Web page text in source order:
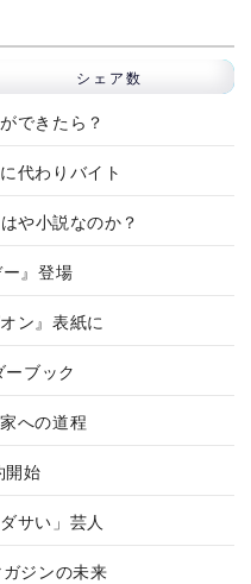
シェア数
できたら？
代わりバイト
や小説なのか？
』登場
ン』表紙に
ブック
への道程
開始
サい」芸人
ジンの未来